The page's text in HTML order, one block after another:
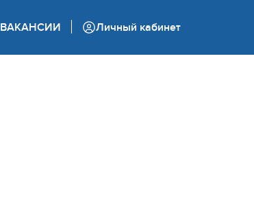
+7 (862) 444 05 05
ВАКАНСИИ Личный кабинет